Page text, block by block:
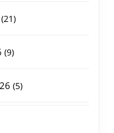
2121
99
55